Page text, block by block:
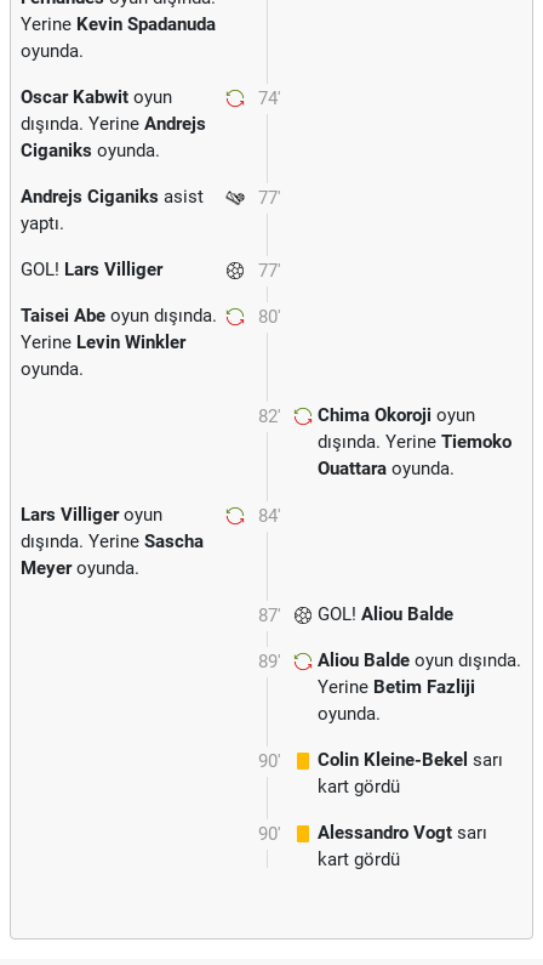
Yerine Kevin Spadanuda
oyunda.
74'
Oscar Kabwit oyun
dışında. Yerine Andrejs
Ciganiks oyunda.
77'
Andrejs Ciganiks asist
yaptı.
77'
GOL! Lars Villiger
80'
Taisei Abe oyun dışında.
Yerine Levin Winkler
oyunda.
82' Chima Okoroji oyun
dışında. Yerine Tiemoko
Ouattara oyunda.
84'
Lars Villigeroyun
dışında. Yerine Sascha
Meyeroyunda.
87' GOL! Aliou Balde
89' Aliou Balde oyun dışında.
Yerine Betim Fazliji
oyunda.
90' Colin Kleine-Bekel sarı
kart gördü
90' Alessandro Vogt sarı
kart gördü